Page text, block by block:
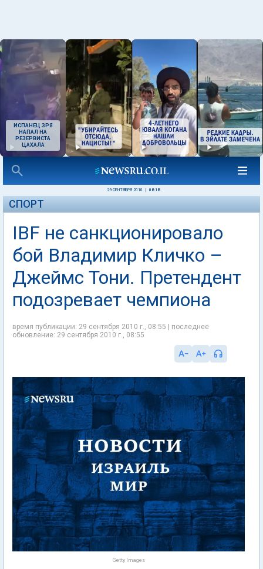
ИСПАНЕЦ ЗРЯ
НАПАЛ НА
РЕЗЕРВИСТА
ЦАХАЛА
29 СЕНТЯБРЯ 2010 08:18
СПОРТ
IBF не санкционировало
бой Владимир Кличко –
Джеймс Тони. Претендент
подозревает чемпиона
время публикации: 29 сентября 2010 г., 08:55 | последнее
обновление: 29 сентября 2010 г., 08:55
Getty Images